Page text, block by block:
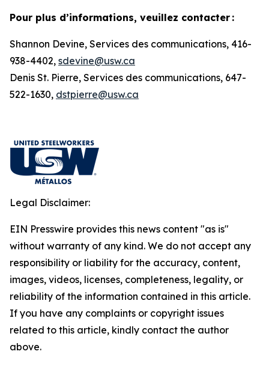
Pour plus d’informations, veuillez contacter :
Shannon Devine, Services des communications, 416-
938-4402, sdevine@usw.ca
Denis St. Pierre, Services des communications, 647-
522-1630, dstpierre@usw.ca
Legal Disclaimer:
EIN Presswire provides this news content "as is"
without warranty of any kind. We do not accept any
responsibility or liability for the accuracy, content,
images, videos, licenses, completeness, legality, or
reliability of the information contained in this article.
If you have any complaints or copyright issues
related to this article, kindly contact the author
above.